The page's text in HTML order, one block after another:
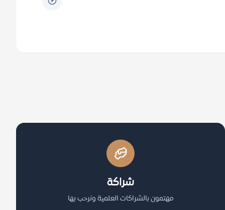
شراكة
مهتمون بالشراكات العلمية ونرحب بها